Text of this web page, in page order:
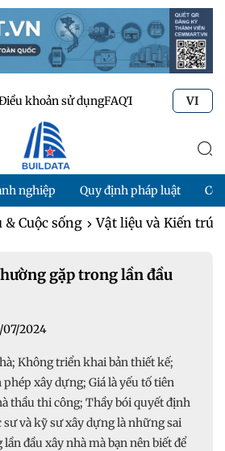
khoản sử dụngFAQTư vấn kỹ thuật
VI
nghiệp Quy định pháp luật
& Cuộc sống Vật liệu và Kiến trúc
gặp trong lần đầu
07/2024
Không triển khai bản thiết kế;
xây dựng; Giá là yếu tố tiên
thầu thi công; Thầy bói quyết định
và kỹ sư xây dựng là những sai
đầu xây nhà mà bạn nên biết để